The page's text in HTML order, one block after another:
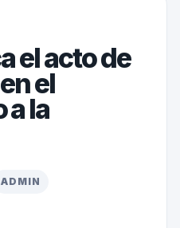
el acto de
el
la
ADMIN